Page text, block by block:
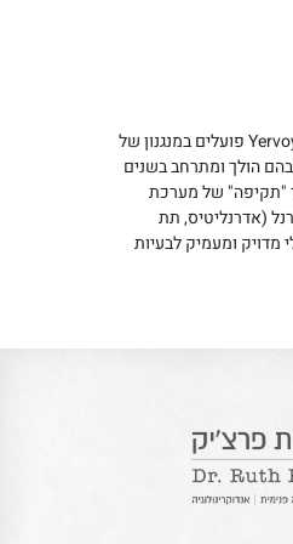
הטיפולים החדשניים לסרטן מקבוצת "Check Point Inhibitors" כגון ניבולומב Nivolumab, קיטרודה Keytruda, ויירבוי Yervoy פועלים במנגנון של
הולך ומתרחב בשנים
"תקיפה" של מערכת
(אדרנליטיס, תת
מדויק ומעמיק לבעיות